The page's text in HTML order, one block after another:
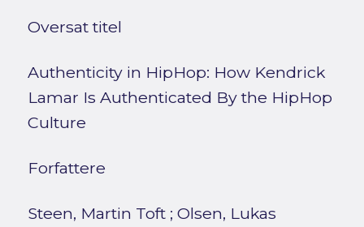
Oversat titel
Authenticity in HipHop: How Kendrick
Lamar Is Authenticated By the HipHop
Culture
Forfattere
Steen, Martin Toft; Olsen, Lukas